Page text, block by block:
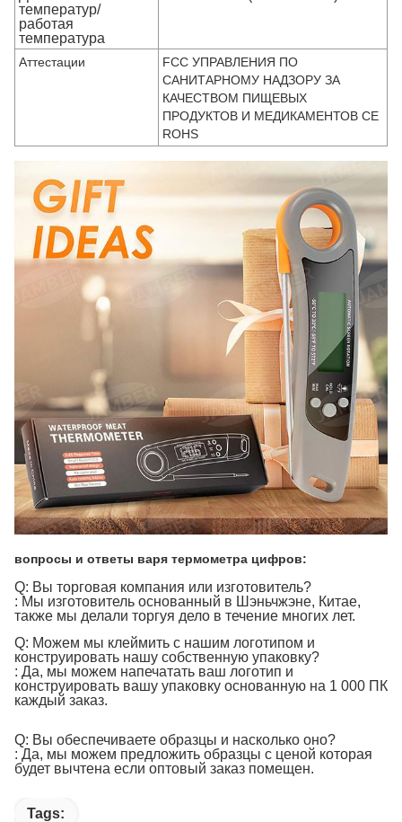
температур/
работая
температура
Аттестации
FCC УПРАВЛЕНИЯ ПО
САНИТАРНОМУ НАДЗОРУ ЗА
КАЧЕСТВОМ ПИЩЕВЫХ
ПРОДУКТОВ И МЕДИКАМЕНТОВ CE
ROHS
вопросы и ответы варя термометра цифров:
Q: Вы торговая компания или изготовитель?
: Мы изготовитель основанный в Шэньчжэне, Китае,
также мы делали торгуя дело в течение многих лет.
Q: Можем мы клеймить с нашим логотипом и
конструировать нашу собственную упаковку?
: Да, мы можем напечатать ваш логотип и
конструировать вашу упаковку основанную на 1 000 ПК
каждый заказ.
Q: Вы обеспечиваете образцы и насколько оно?
: Да, мы можем предложить образцы с ценой которая
будет вычтена если оптовый заказ помещен.
Tags: